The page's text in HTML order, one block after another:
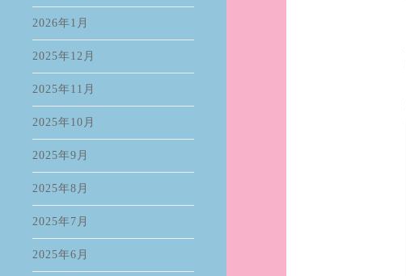
2026年1月
2025年12月
2025年11月
2025年10月
2025年9月
2025年8月
2025年7月
2025年6月